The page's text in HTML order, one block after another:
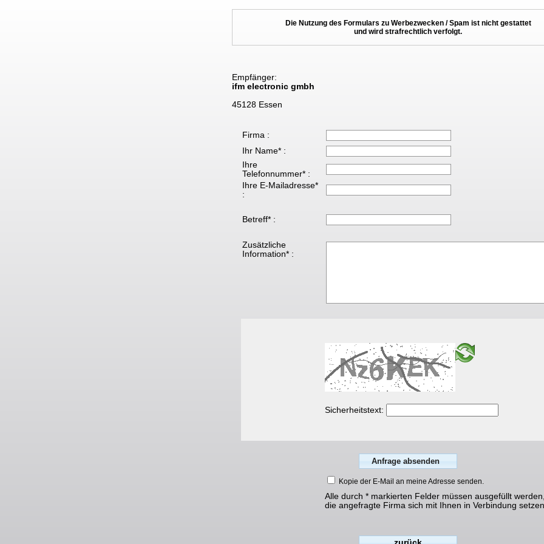
Die Nutzung des Formulars zu Werbezwecken / Spam ist nicht gestattet
und wird strafrechtlich verfolgt.
Empfänger:
ifm electronic gmbh
45128 Essen
Firma :
Ihr Name* :
Ihre
Telefonnummer* :
Ihre E-Mailadresse*
:
Betreff* :
Zusätzliche
Information* :
Sicherheitstext:
Kopie der E-Mail an meine Adresse senden.
Alle durch * markierten Felder müssen ausgefüllt
die angefragte Firma sich mit Ihnen in Verbindung